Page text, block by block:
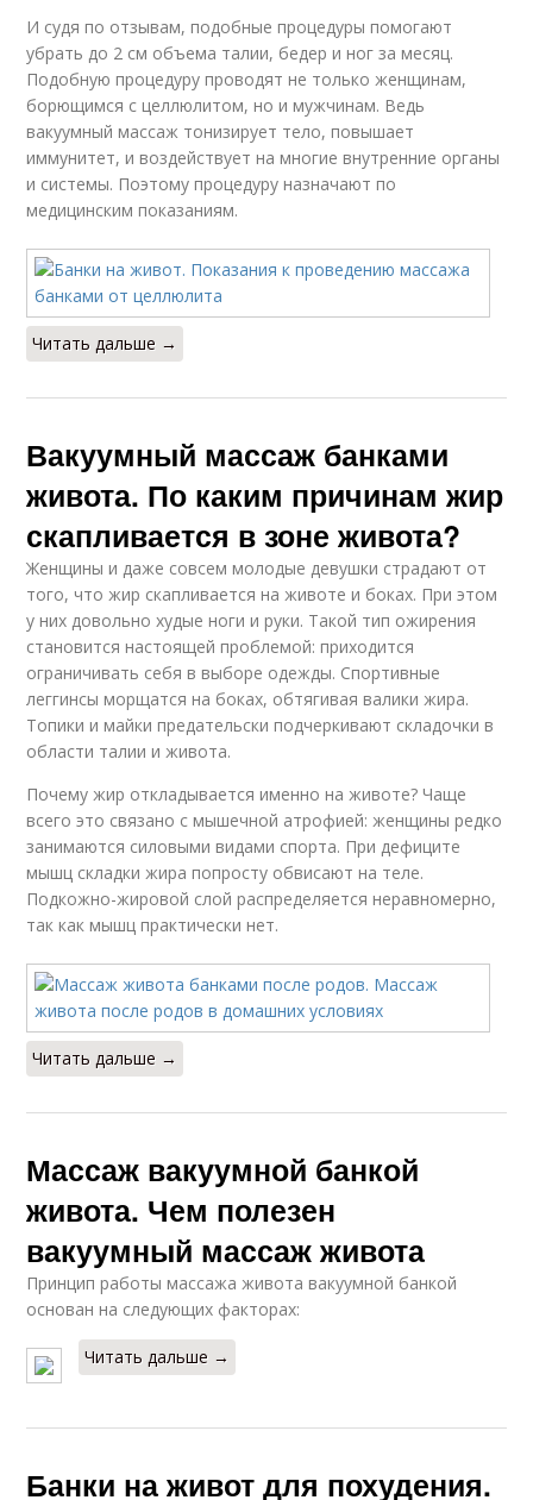
И судя по отзывам, подобные процедуры помогают
убрать до 2 см объема талии, бедер и ног за месяц.
Подобную процедуру проводят не только женщинам,
борющимся с целлюлитом, но и мужчинам. Ведь
вакуумный массаж тонизирует тело, повышает
иммунитет, и воздействует на многие внутренние органы
и системы. Поэтому процедуру назначают по
медицинским показаниям.
Читать дальше →
Вакуумный массаж банками
живота. По каким причинам жир
скапливается в зоне живота?
Женщины и даже совсем молодые девушки страдают от
того, что жир скапливается на животе и боках. При этом
у них довольно худые ноги и руки. Такой тип ожирения
становится настоящей проблемой: приходится
ограничивать себя в выборе одежды. Спортивные
леггинсы морщатся на боках, обтягивая валики жира.
Топики и майки предательски подчеркивают складочки в
области талии и живота.
Почему жир откладывается именно на животе? Чаще
всего это связано с мышечной атрофией: женщины редко
занимаются силовыми видами спорта. При дефиците
мышц складки жира попросту обвисают на теле.
Подкожно-жировой слой распределяется неравномерно,
так как мышц практически нет.
Читать дальше →
Массаж вакуумной банкой
живота. Чем полезен
вакуумный массаж живота
Принцип работы массажа живота вакуумной банкой
основан на следующих факторах:
Читать дальше →
Банки на живот для похудения.